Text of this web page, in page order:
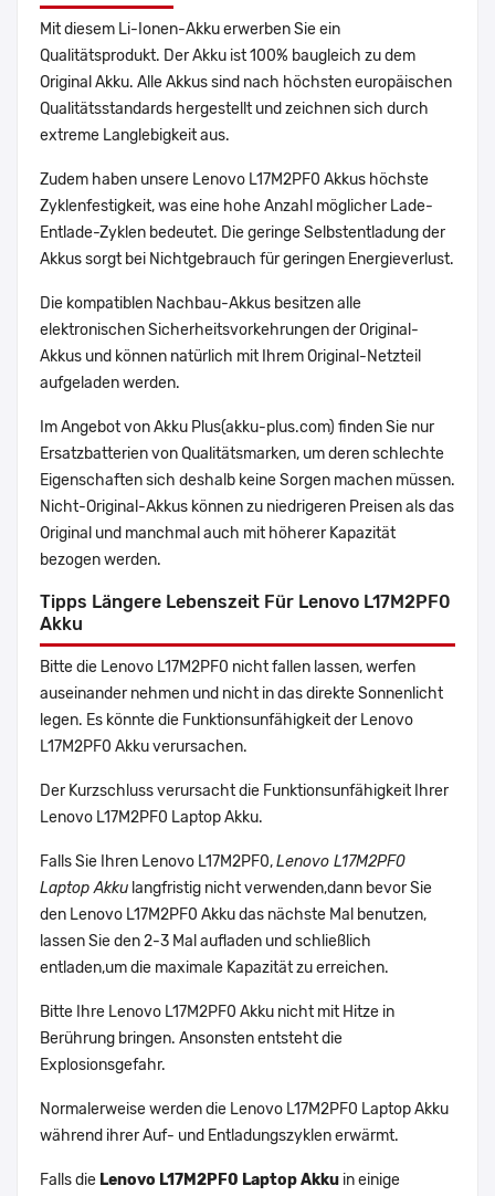
Mit diesem Li-Ionen-Akku erwerben Sie ein
Qualitätsprodukt. Der Akku ist 100% baugleich zu dem
Original Akku. Alle Akkus sind nach höchsten europäischen
Qualitätsstandards hergestellt und zeichnen sich durch
extreme Langlebigkeit aus.
Zudem haben unsere Lenovo L17M2PF0 Akkus höchste
Zyklenfestigkeit, was eine hohe Anzahl möglicher Lade-
Entlade-Zyklen bedeutet. Die geringe Selbstentladung der
Akkus sorgt bei Nichtgebrauch für geringen Energieverlust.
Die kompatiblen Nachbau-Akkus besitzen alle
elektronischen Sicherheitsvorkehrungen der Original-
Akkus und können natürlich mit Ihrem Original-Netzteil
aufgeladen werden.
Im Angebot von Akku Plus(akku-plus.com) finden Sie nur
Ersatzbatterien von Qualitätsmarken, um deren schlechte
Eigenschaften sich deshalb keine Sorgen machen müssen.
Nicht-Original-Akkus können zu niedrigeren Preisen als das
Original und manchmal auch mit höherer Kapazität
bezogen werden.
Tipps Längere Lebenszeit Für Lenovo L17M2PF0
Akku
Bitte die Lenovo L17M2PF0 nicht fallen lassen, werfen
auseinander nehmen und nicht in das direkte Sonnenlicht
legen. Es könnte die Funktionsunfähigkeit der Lenovo
L17M2PF0 Akku verursachen.
Der Kurzschluss verursacht die Funktionsunfähigkeit Ihrer
Lenovo L17M2PF0 Laptop Akku.
Falls Sie Ihren Lenovo L17M2PF0,Lenovo L17M2PF0
Laptop Akku langfristig nicht verwenden,dann bevor Sie
den Lenovo L17M2PF0 Akku das nächste Mal benutzen,
lassen Sie den 2-3 Mal aufladen und schließlich
entladen,um die maximale Kapazität zu erreichen.
Bitte Ihre Lenovo L17M2PF0 Akku nicht mit Hitze in
Berührung bringen. Ansonsten entsteht die
Explosionsgefahr.
Normalerweise werden die Lenovo L17M2PF0 Laptop Akku
während ihrer Auf- und Entladungszyklen erwärmt.
Falls die Lenovo L17M2PF0 Laptop Akku in einige